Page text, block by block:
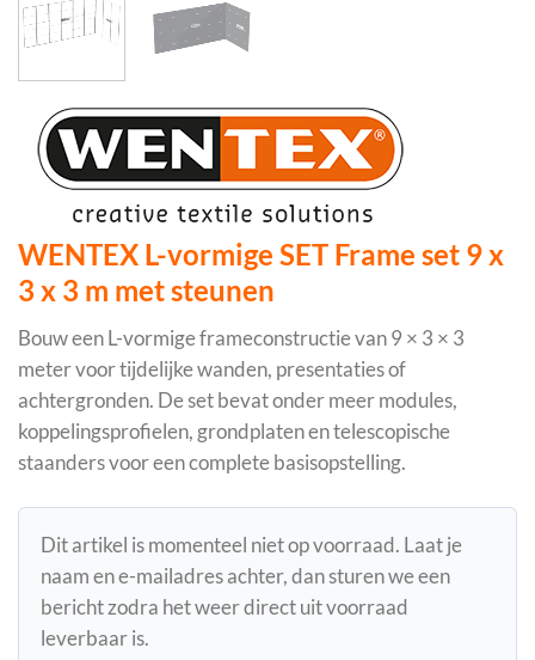
WENTEX L-vormige SET Frame set 9 x
3 x 3 m met steunen
Bouw een L-vormige frameconstructie van 9 × 3 × 3
meter voor tijdelijke wanden, presentaties of
achtergronden. De set bevat onder meer modules,
koppelingsprofielen, grondplaten en telescopische
staanders voor een complete basisopstelling.
Dit artikel is momenteel niet op voorraad. Laat je
naam en e-mailadres achter, dan sturen we een
bericht zodra het weer direct uit voorraad
leverbaar is.